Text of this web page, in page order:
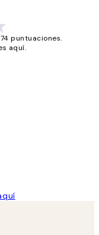
puntuaciones.
aquí.